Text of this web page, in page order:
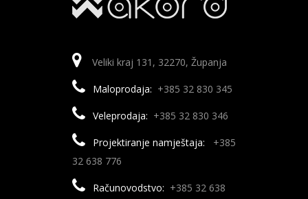
Veliki kraj 131, 32270, Županja
Maloprodaja: +385 32 830 345
Veleprodaja: +385 32 830 346
Projektiranje namještaja:
+385
32 638 776
Računovodstvo: +385 32 638